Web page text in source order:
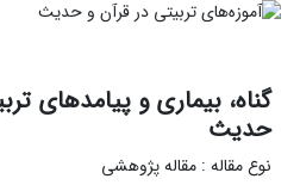
گناه، بیماری و پیامدهای
حدیث
نوع مقاله : مقاله پژوهشی